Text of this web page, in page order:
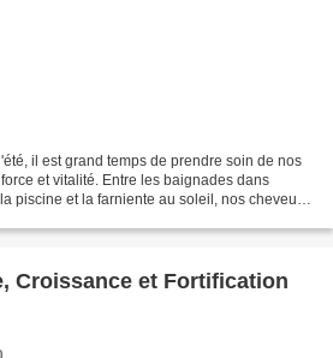
il est grand temps de prendre soin de nos
et vitalité. Entre les baignades dans
piscine et la farniente au soleil, nos cheveux
Croissance et Fortification